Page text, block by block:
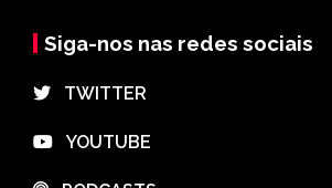
Siga-nos nas redes sociais
⠀TWITTER
⠀YOUTUBE